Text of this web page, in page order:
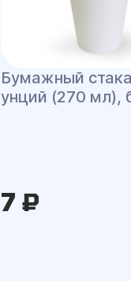
Бумажный
унций (270 мл),
7 ₽